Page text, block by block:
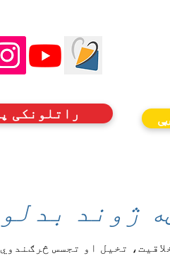
راتلونکی
ژوند
تخیل او تجسس څرګندوي